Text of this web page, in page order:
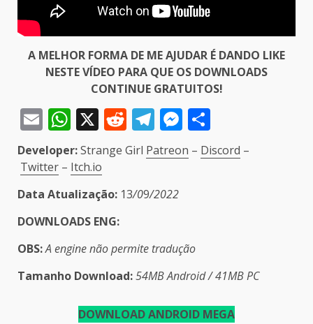
A MELHOR FORMA DE ME AJUDAR É DANDO LIKE
NESTE VÍDEO PARA QUE OS DOWNLOADS
CONTINUE GRATUITOS!
EmailWhatsApp
X Reddit
Telegram
Messenger
Developer:Strange Girl Patreon – Discord –
Twitter – Itch.io
Data Atualização: 13/09/2022
DOWNLOADS ENG:
OBS:A engine não permite tradução
Tamanho Download:54MB Android / 41MB PC
DOWNLOAD ANDROID MEGA